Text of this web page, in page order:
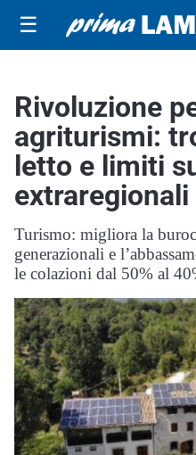
☰
Rivoluzione
agriturismi:
letto e limiti
extraregionali
Turismo: migliora la
generazionali e
le colazioni dal 50% al